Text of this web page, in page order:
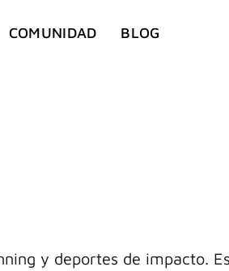
COMUNIDAD
BLOG
y deportes de impacto.